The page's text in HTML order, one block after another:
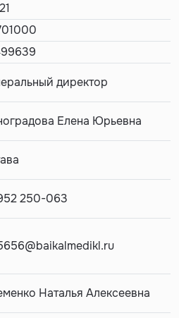
директор
Елена Юрьевна
250-063
Наталья Алексеевна